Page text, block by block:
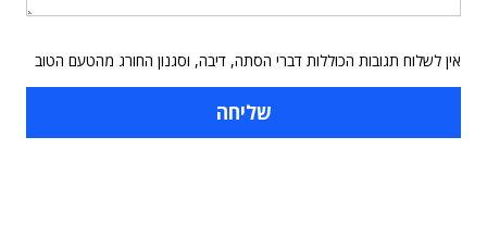
אין לשלוח תגובות הכוללות דברי הסתה, דיבה, וסגנון החורג מהטעם הטוב